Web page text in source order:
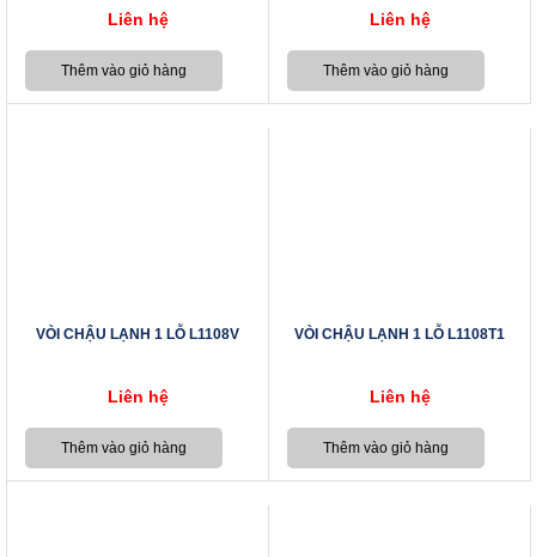
Liên hệ Liên hệ
VÒI CHẬU LẠNH 1 LỖ L1108V
Liên hệ
VÒI CHẬU LẠNH 1 LỖ L1108T1
Liên hệ